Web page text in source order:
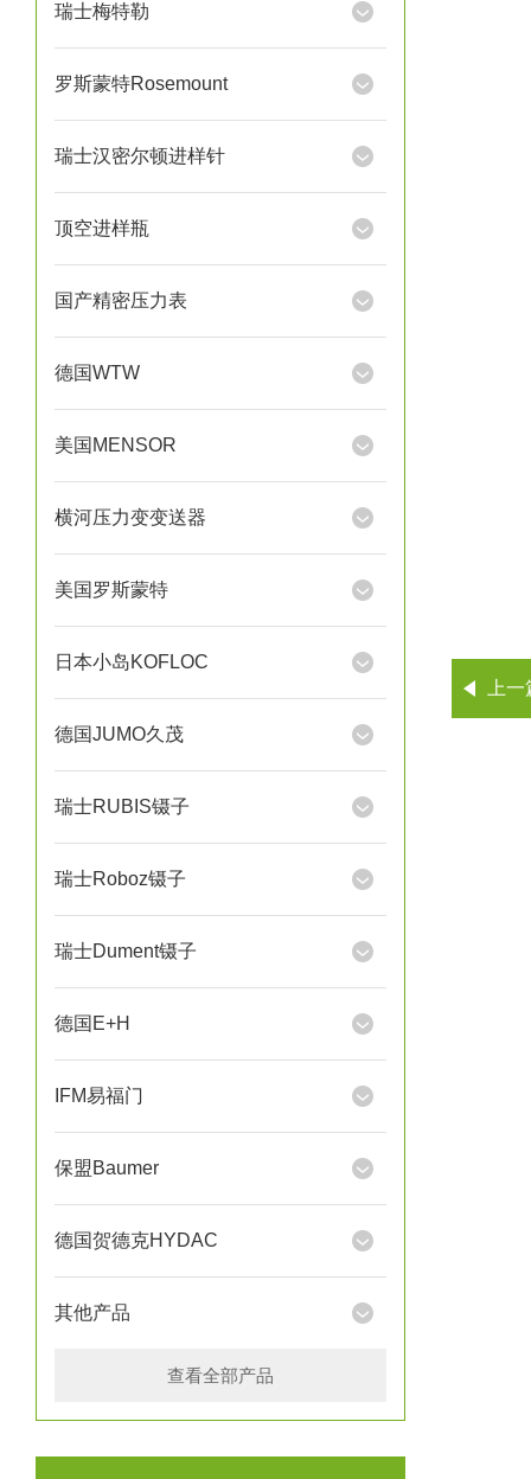
瑞士梅特勒
罗斯蒙特Rosemount
瑞士汉密尔顿进样针
顶空进样瓶
国产精密压力表
德国WTW
美国MENSOR
横河压力变变送器
美国罗斯蒙特
日本小岛KOFLOC
德国JUMO久茂
瑞士RUBIS镊子
瑞士Roboz镊子
瑞士Dument镊子
德国E+H
IFM易福门
保盟Baumer
德国贺德克HYDAC
其他产品
查看全部产品
上